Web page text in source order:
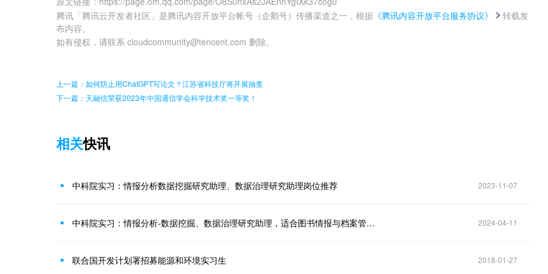
腾讯「腾讯云开发者社区」是腾讯内容开放平台帐号（企鹅号）传播渠道之一，根据 《腾讯内容开放平台服务协议》
转载发
布内容。
如有侵权，请联系 cloudcommunity@tencent.com 删除。
上一篇：如何防止用ChatGPT写论文？江苏省科技厅将开展抽查
下一篇：天融信荣获2023年中国通信学会科学技术奖一等奖！
相关快讯
中科院实习：情报分析数据挖掘研究助理、数据治理研究助理岗位推荐 2023-11-07
中科院实习：情报分析-数据挖掘、数据治理研究助理，适合图书情报与档案管理类、计算机类等相关专业 2024-04-11
联合国开发计划署招募能源和环境实习生 2018-01-27